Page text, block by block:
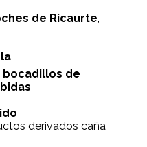
de Ricaurte,
bocadillos de
derivados caña